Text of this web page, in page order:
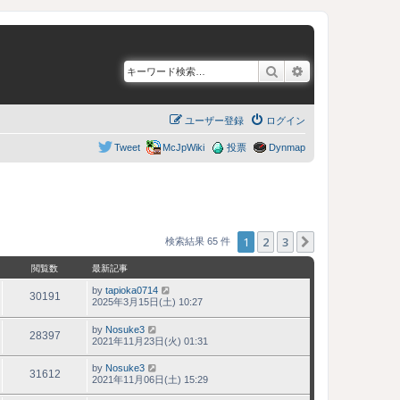
検索
ログイン
ユーザー登録
Dynmap
投票
McJpWiki
Tweet
検索結果 65 件 1 2 3
閲覧数 最新記事
30191 by tapioka0714
2025年3月15日(土) 10:27
28397 by Nosuke3
2021年11月23日(火) 01:31
31612 by Nosuke3
2021年11月06日(土) 15:29